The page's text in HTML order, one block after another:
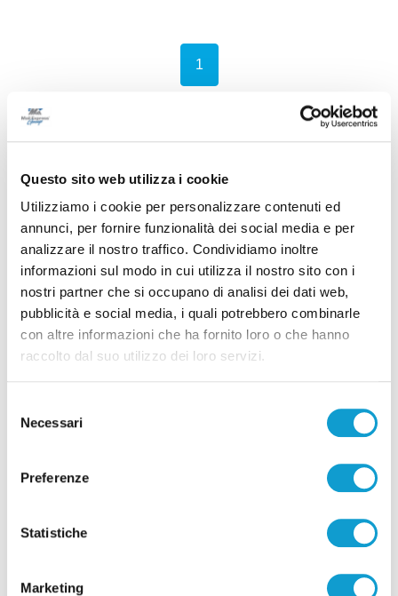
Questo sito web utilizza i cookie
Utilizziamo i cookie per personalizzare contenuti ed
annunci, per fornire funzionalità dei social media e per
analizzare il nostro traffico. Condividiamo inoltre
informazioni sul modo in cui utilizza il nostro sito con i
nostri partner che si occupano di analisi dei dati web,
pubblicità e social media, i quali potrebbero combinarle
con altre informazioni che ha fornito loro o che hanno
raccolto dal suo utilizzo dei loro servizi.
delNecessari
Preferenze
Statistiche
Marketing
1